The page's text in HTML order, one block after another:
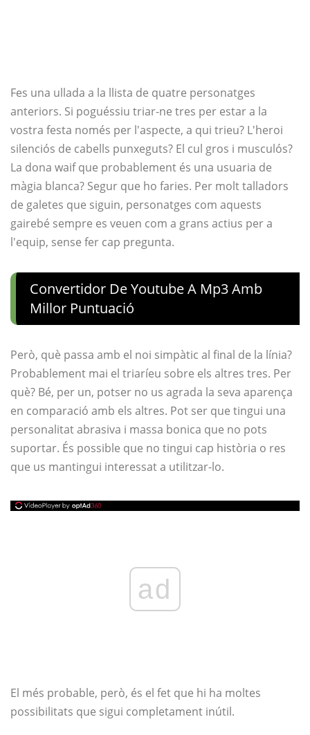
Fes una ullada a la llista de quatre personatges
anteriors. Si poguéssiu triar-ne tres per estar a la
vostra festa només per l'aspecte, a qui trieu? L'heroi
silenciós de cabells punxeguts? El cul gros i musculós?
La dona waif que probablement és una usuaria de
màgia blanca? Segur que ho faries. Per molt talladors
de galetes que siguin, personatges com aquests
gairebé sempre es veuen com a grans actius per a
l'equip, sense fer cap pregunta.
Convertidor De Youtube A Mp3 Amb
Millor Puntuació
Però, què passa amb el noi simpàtic al final de la línia?
Probablement mai el triaríeu sobre els altres tres. Per
què? Bé, per un, potser no us agrada la seva aparença
en comparació amb els altres. Pot ser que tingui una
personalitat abrasiva i massa bonica que no pots
suportar. És possible que no tingui cap història o res
que us mantingui interessat a utilitzar-lo.
ad
El més probable, però, és el fet que hi ha moltes
possibilitats que sigui completament inútil.